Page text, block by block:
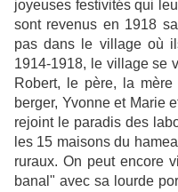
joyeuses festivités qui
sont revenus en 1918
pas dans le village où
1914-1918, le village se
Robert, le père, la
berger, Yvonne et Marie
rejoint le paradis des
les 15 maisons du
ruraux. On peut encore
banal" avec sa lourde